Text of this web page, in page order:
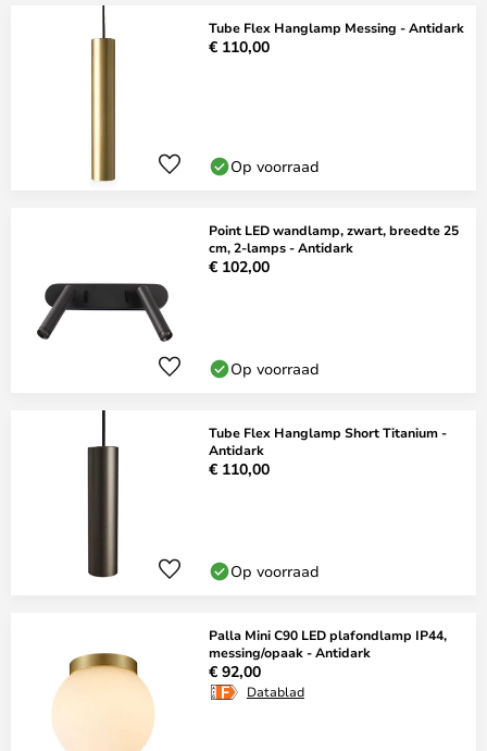
Tube Flex Hanglamp Messing - Antidark
€ 110,00
Op voorraad
Point LED wandlamp, zwart, breedte 25
cm, 2-lamps - Antidark
€ 102,00
Op voorraad
Tube Flex Hanglamp Short Titanium -
Antidark
€ 110,00
Op voorraad
Palla Mini C90 LED plafondlamp IP44,
messing/opaak - Antidark
€ 92,00
Datablad